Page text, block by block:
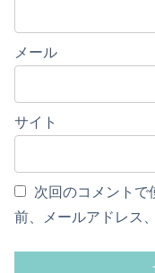
メール
サイト
次回のコメントで
前、メールアドレス